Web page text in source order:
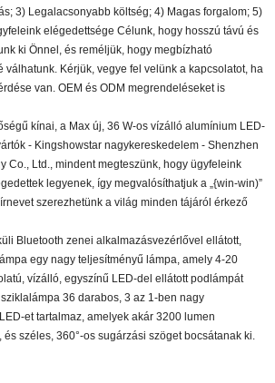
3) Legalacsonyabb költség; 4) Magas forgalom; 5)
elégedettsége Célunk, hogy hosszú távú és
ki Önnel, és reméljük, hogy megbízható
válhatunk. Kérjük, vegye fel velünk a kapcsolatot, ha
van. OEM és ODM megrendeléseket is
kínai, a Max új, 36 W-os vízálló alumínium LED-
- Kingshowstar nagykereskedelem - Shenzhen
Co., Ltd., mindent megteszünk, hogy ügyfeleink
legyenek, így megvalósíthatjuk a „{win-win)”
szerezhetünk a világ minden tájáról érkező
Bluetooth zenei alkalmazásvezérlővel ellátott,
egy nagy teljesítményű lámpa, amely 4-20
vízálló, egyszínű LED-del ellátott podlámpát
36 darabos, 3 az 1-ben nagy
et tartalmaz, amelyek akár 3200 lumen
széles, 360°-os sugárzási szöget bocsátanak ki.